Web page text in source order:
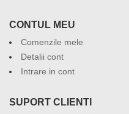
CONTUL MEU
Comenzile mele
Detalii cont
Intrare in cont
SUPORT CLIENTI